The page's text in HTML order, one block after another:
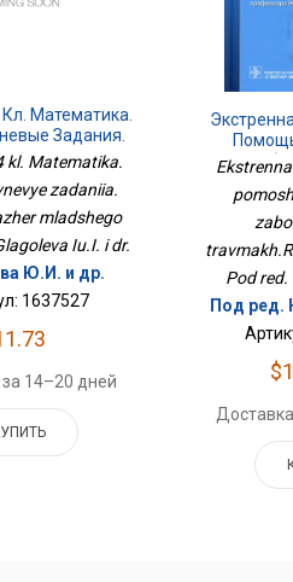
Кл. Математика.
Задания.
Младшего
kl. Matematika.
zadaniia.
mladshego
Iu.I. i dr.
Ю.И. и др.
1637527
14–20 дней
Pod red.
Под ред.